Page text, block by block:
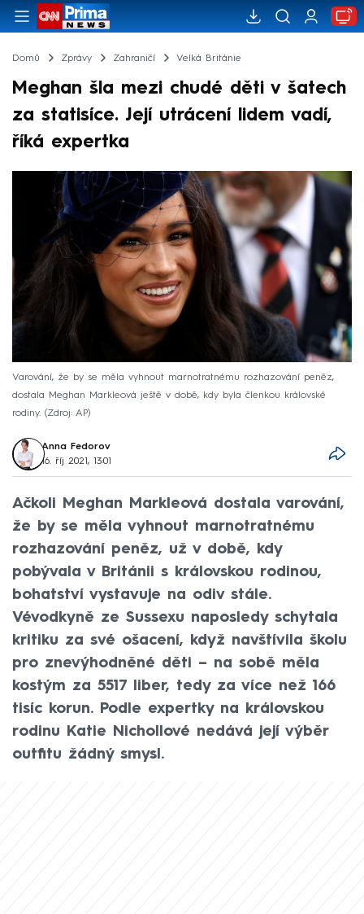
Domů Zprávy Zahraničí Velká Británie
Meghan šla mezi chudé děti v šatech
za statisíce. Její utrácení lidem vadí,
říká expertka
Varování, že by se měla vyhnout marnotratnému rozhazování peněz,
dostala Meghan Markleová ještě v době, kdy byla členkou královské
rodiny.
Zdroj: AP
Anna Fedorov
16. říj 2021, 13:01
Ačkoli Meghan Markleová dostala varování,
že by se měla vyhnout marnotratnému
rozhazování peněz, už v době, kdy
pobývala v Británii s královskou rodinou,
bohatství vystavuje na odiv stále.
Vévodkyně ze Sussexu naposledy schytala
kritiku za své ošacení, když navštívila školu
pro znevýhodněné děti – na sobě měla
kostým za 5517 liber, tedy za více než 166
tisíc korun. Podle expertky na královskou
rodinu Katie Nichollové nedává její výběr
outfitu žádný smysl.